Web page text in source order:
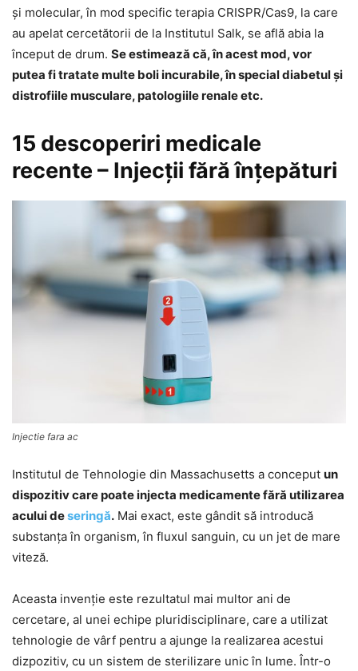
şi molecular, în mod specific terapia CRISPR/Cas9, la care
au apelat cercetătorii de la Institutul Salk, se află abia la
început de drum. Se estimează că, în acest mod, vor
putea fi tratate multe boli incurabile, în special diabetul şi
distrofiile musculare, patologiile renale etc.
15 descoperiri medicale
recente – Injecţii fără înţepături
Injectie fara ac
Institutul de Tehnologie din Massachusetts a conceput un
dispozitiv care poate injecta medicamente fără utilizarea
acului deseringă. Mai exact, este gândit să introducă
substanţa în organism, în fluxul sanguin, cu un jet de mare
viteză.
Aceasta invenţie este rezultatul mai multor ani de
cercetare, al unei echipe pluridisciplinare, care a utilizat
tehnologie de vârf pentru a ajunge la realizarea acestui
dizpozitiv, cu un sistem de sterilizare unic în lume. Într-o